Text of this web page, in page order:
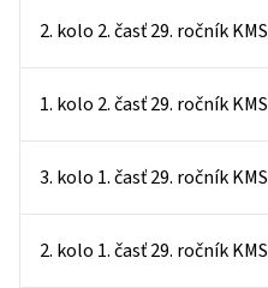
2. kolo 2. časť 29. ročník KMS
1. kolo 2. časť 29. ročník KMS
3. kolo 1. časť 29. ročník KMS
2. kolo 1. časť 29. ročník KMS